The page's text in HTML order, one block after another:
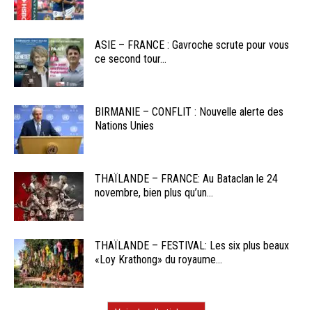
ASIE – FRANCE : Gavroche scrute pour vous
ce second tour...
BIRMANIE – CONFLIT : Nouvelle alerte des
Nations Unies
THAÏLANDE – FRANCE: Au Bataclan le 24
novembre, bien plus qu’un...
THAÏLANDE – FESTIVAL: Les six plus beaux
«Loy Krathong» du royaume...